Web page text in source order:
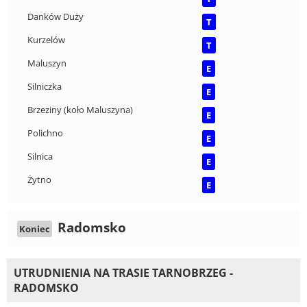
Danków Duży
T
Kurzelów
T
Maluszyn
E
Silniczka
E
Brzeziny (koło Maluszyna)
E
Polichno
E
Silnica
E
Żytno
E
Koniec Radomsko
UTRUDNIENIA NA TRASIE TARNOBRZEG -
RADOMSKO